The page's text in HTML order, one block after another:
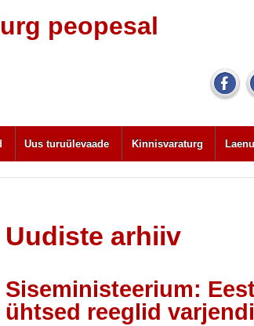
peopesal
Uus turuülevaade Kinnisvaraturg
Uudiste arhiiv
Siseministeerium:
ühtsed reeglid